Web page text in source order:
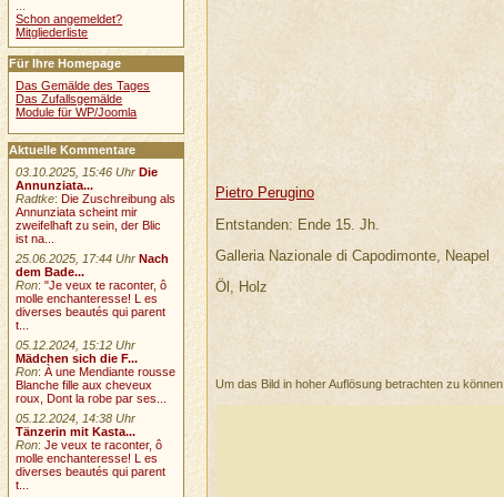
Pietro Perugino
Entstanden: Ende 15. Jh.
Galleria Nazionale di Capodimonte, Neapel
Öl, Holz
Um das Bild in hoher Auflösung betrachten zu können,
Schon angemeldet?
Mitgliederliste
Für Ihre Homepage
Das Gemälde des Tages
Das Zufallsgemälde
Module für WP/Joomla
Aktuelle Kommentare
03.10.2025, 15:46 Uhr Die
Annunziata...
Radtke: Die Zuschreibung als
Annunziata scheint mir
zweifelhaft zu sein, der Blic
ist na...
25.06.2025, 17:44 Uhr Nach
dem Bade...
Ron:"Je veux te raconter, ô
molle enchanteresse! L es
diverses beautés qui parent
t...
05.12.2024, 15:12 Uhr
Mädchen sich die F...
Ron:À une Mendiante rousse
Blanche fille aux cheveux
roux, Dont la robe par ses...
05.12.2024, 14:38 Uhr
Tänzerin mit Kasta...
Ron:Je veux te raconter, ô
molle enchanteresse! L es
diverses beautés qui parent
t...